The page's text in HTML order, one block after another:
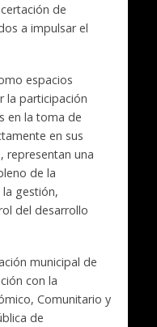
de
a impulsar el
espacios
la participación
en la toma de
en sus
representan una
de la
gestión,
del desarrollo
municipal de
con la
Comunitario y
de